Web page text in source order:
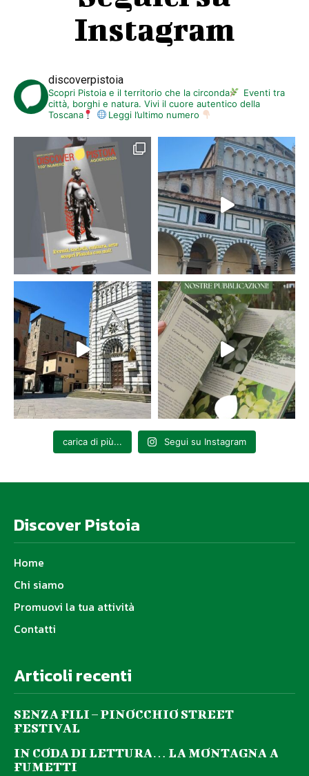
Instagram
discoverpistoia
Scopri Pistoia e il territorio che la circonda
Eventi tra
città, borghi e natura. Vivi il cuore autentico della
Toscana
Leggi l’ultimo numero
carica di più... Segui su Instagram
Discover Pistoia
Home
Chi siamo
Promuovi la tua attività
Contatti
Articoli recenti
SENZA FILI – PINOCCHIO STREET
FESTIVAL
IN CODA DI LETTURA… LA MONTAGNA A
FUMETTI